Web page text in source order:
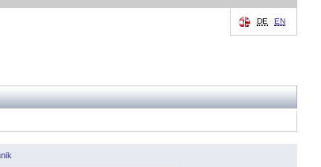
DE EN